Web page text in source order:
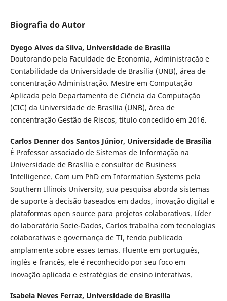
Biografia do Autor
Dyego Alves da Silva, Universidade de Brasília
Doutorando pela Faculdade de Economia, Administração e
Contabilidade da Universidade de Brasília (UNB), área de
concentração Administração. Mestre em Computação
Aplicada pelo Departamento de Ciência da Computação
(CIC) da Universidade de Brasília (UNB), área de
concentração Gestão de Riscos, título concedido em 2016.
Carlos Denner dos Santos Júnior, Universidade de Brasília
É Professor associado de Sistemas de Informação na
Universidade de Brasília e consultor de Business
Intelligence. Com um PhD em Information Systems pela
Southern Illinois University, sua pesquisa aborda sistemas
de suporte à decisão baseados em dados, inovação digital e
plataformas open source para projetos colaborativos. Líder
do laboratório Socie-Dados, Carlos trabalha com tecnologias
colaborativas e governança de TI, tendo publicado
amplamente sobre esses temas. Fluente em português,
inglês e francês, ele é reconhecido por seu foco em
inovação aplicada e estratégias de ensino interativas.
Isabela Neves Ferraz, Universidade de Brasília